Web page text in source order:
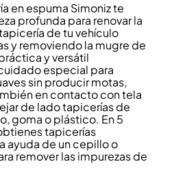
en espuma Simoniz te
profunda para renovar la
de tu vehículo
y removiendo la mugre de
y versátil
especial para
sin producir motas,
en contacto con tela
de lado tapicerías de
goma o plástico. En 5
tapicerías
ayuda de un cepillo o
remover las impurezas de